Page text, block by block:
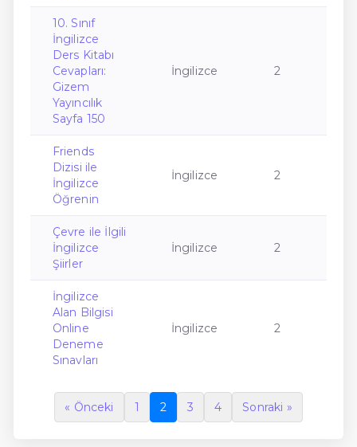
10. Sınıf
İngilizce
Ders Kitabı
Cevapları:
Gizem
Yayıncılık
Sayfa 150
İngilizce 2
Friends
Dizisi ile
İngilizce
Öğrenin
İngilizce 2
Çevre ile İlgili
İngilizce
Şiirler
İngilizce 2
İngilizce
Alan Bilgisi
Online
Deneme
Sınavları
İngilizce 2
« Önceki 1 2 3 4 Sonraki »